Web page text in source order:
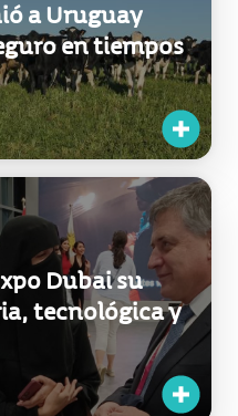
a Uruguay
en tiempos
Dubai su
tecnológica y